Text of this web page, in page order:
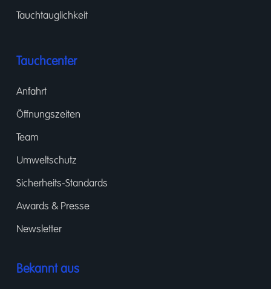
Tauchtauglichkeit
Tauchcenter
Anfahrt
Öffnungszeiten
Team
Umweltschutz
Sicherheits-Standards
Awards & Presse
Newsletter
Bekannt aus